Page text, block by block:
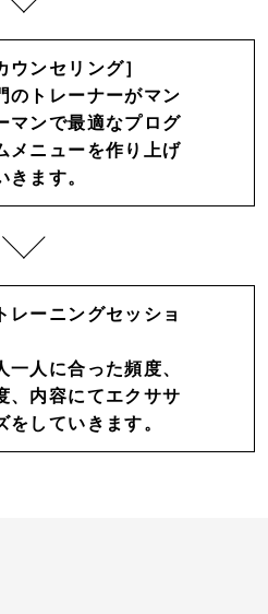
ウンセリング］
のトレーナーがマン
マンで最適なプログ
メニューを作り上げ
きます。
レーニングセッショ
一人に合った頻度、
、内容にてエクササ
をしていきます。